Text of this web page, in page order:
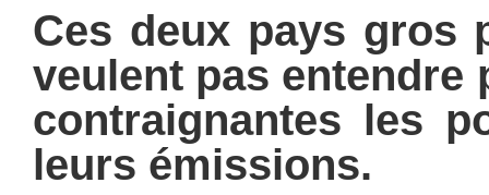
Ces deux pays gros
veulent pas entendre
contraignantes les
leurs émissions.